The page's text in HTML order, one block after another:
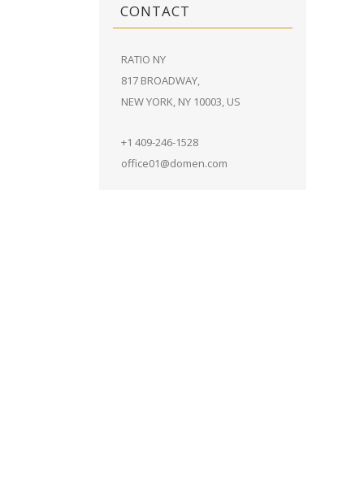
CONTACT
RATIO NY
817 BROADWAY,
NEW YORK, NY 10003, US
+1 409-246-1528
office01@domen.com